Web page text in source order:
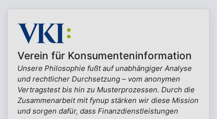
Verein für Konsumenteninformation
Unsere Philosophie fußt auf unabhängiger Analyse
und rechtlicher Durchsetzung – vom anonymen
Vertragstest bis hin zu Musterprozessen. Durch die
Zusammenarbeit mit fynup stärken wir diese Mission
und sorgen dafür, dass Finanzdienstleistungen